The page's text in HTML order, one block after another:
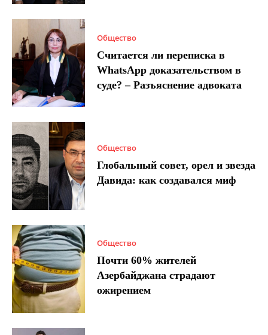
Общество
Считается ли переписка в
WhatsApp доказательством в
суде? – Разъяснение адвоката
Общество
Глобальный совет, орел и звезда
Давида: как создавался миф
Общество
Почти 60% жителей
Азербайджана страдают
ожирением